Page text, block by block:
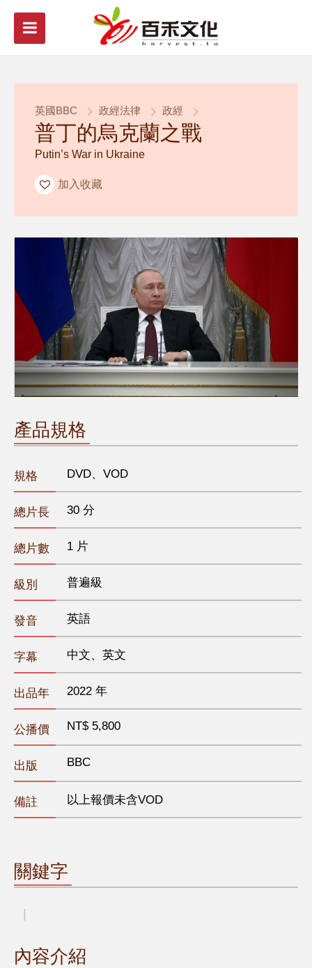
英國BBC 政經法律 政經
普丁的烏克蘭之戰
Putin’s War in Ukraine
加入收藏
產品規格
規格 DVD、VOD
總片長 30 分
總片數 1 片
級別 普遍級
發音 英語
字幕 中文、英文
出品年 2022 年
公播價 NT$ 5,800
出版 BBC
備註 以上報價未含VOD
關鍵字
內容介紹